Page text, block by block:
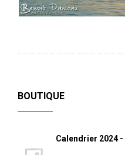
BOUTIQUE
Calendrier 2024